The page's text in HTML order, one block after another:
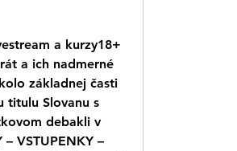
a kurzy18+
a ich nadmerné
základnej časti
titulu Slovanu s
debakli v
VSTUPENKY –